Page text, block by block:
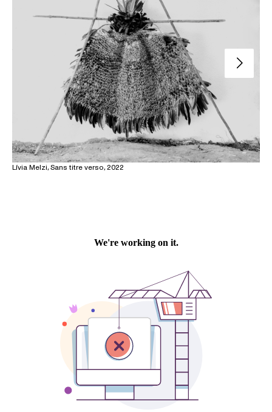
Lívia Melzi, Sans titre verso, 2022
Slide